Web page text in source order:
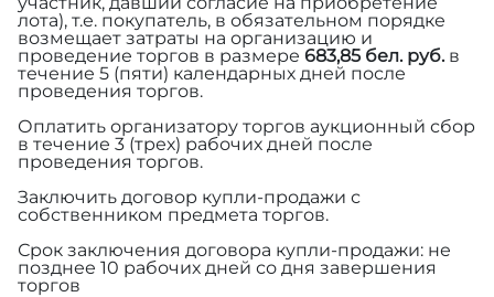
лота), т.е. покупатель, в обязательном порядке
возмещает затраты на организацию и
проведение торгов в размере 683,85 бел. руб.в
течение 5 (пяти) календарных дней после
проведения торгов.
Оплатить организатору торгов аукционный сбор
в течение 3 (трех) рабочих дней после
проведения торгов.
Заключить договор купли-продажи с
собственником предмета торгов.
Срок заключения договора купли-продажи: не
позднее 10 рабочих дней со дня завершения
торгов